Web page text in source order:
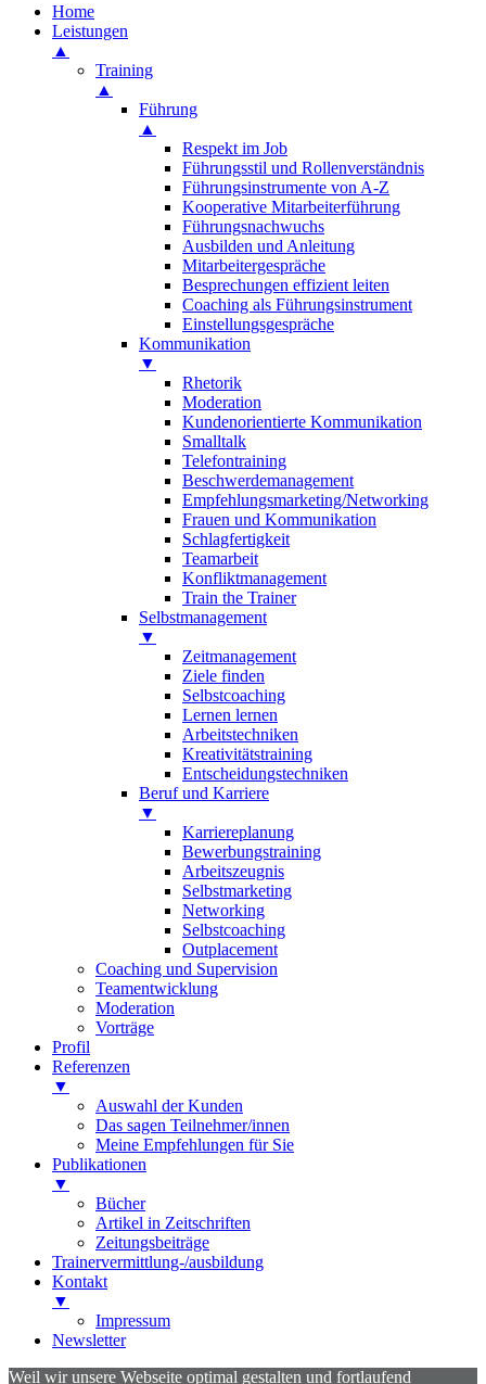
Home
Leistungen
▲
Training
▲
Führung
▲
Respekt im Job
Führungsstil und Rollenverständnis
Führungsinstrumente von A-Z
Kooperative Mitarbeiterführung
Führungsnachwuchs
Ausbilden und Anleitung
Mitarbeitergespräche
Besprechungen effizient leiten
Coaching als Führungsinstrument
Einstellungsgespräche
Kommunikation
▼
Rhetorik
Moderation
Kundenorientierte Kommunikation
Smalltalk
Telefontraining
Beschwerdemanagement
Empfehlungsmarketing/Networking
Frauen und Kommunikation
Schlagfertigkeit
Teamarbeit
Konfliktmanagement
Train the Trainer
Selbstmanagement
▼
Zeitmanagement
Ziele finden
Selbstcoaching
Lernen lernen
Arbeitstechniken
Kreativitätstraining
Entscheidungstechniken
Beruf und Karriere
▼
Karriereplanung
Bewerbungstraining
Arbeitszeugnis
Selbstmarketing
Networking
Selbstcoaching
Outplacement
Coaching und Supervision
Teamentwicklung
Moderation
Vorträge
Profil
Referenzen
▼
Auswahl der Kunden
Das sagen Teilnehmer/innen
Meine Empfehlungen für Sie
Publikationen
▼
Bücher
Artikel in Zeitschriften
Zeitungsbeiträge
Trainervermittlung-/ausbildung
Kontakt
▼
Impressum
Newsletter
Weil wir unsere Webseite optimal gestalten und fortlaufend